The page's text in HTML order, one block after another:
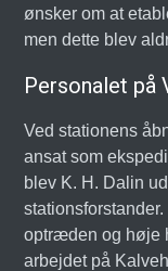
ønsker om at
men dette blev
Personalet
Ved stationens
ansat som
blev K. H. Dalin
optræden og høje
arbejdet på